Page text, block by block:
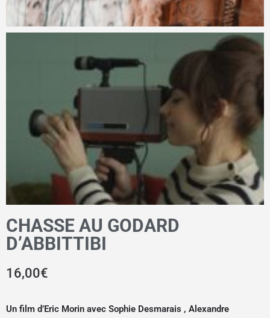
CHASSE AU GODARD
D’ABBITTIBI
16,00€
Un film d’Eric Morin avec Sophie Desmarais , Alexandre